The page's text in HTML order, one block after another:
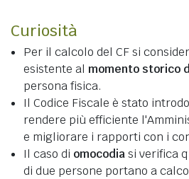
Curiosità
Per il calcolo del CF si
esistente al momento storico
persona fisica.
Il Codice Fiscale è stato
rendere più efficiente
e migliorare i rapporti con i
Il caso di omocodiasi verifica
di due persone portano a